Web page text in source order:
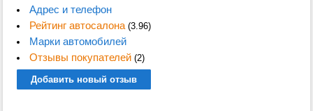
Адрес и телефон
Рейтинг автосалона(3.96)
Марки автомобилей
Отзывы покупателей(2)
Добавить новый отзыв